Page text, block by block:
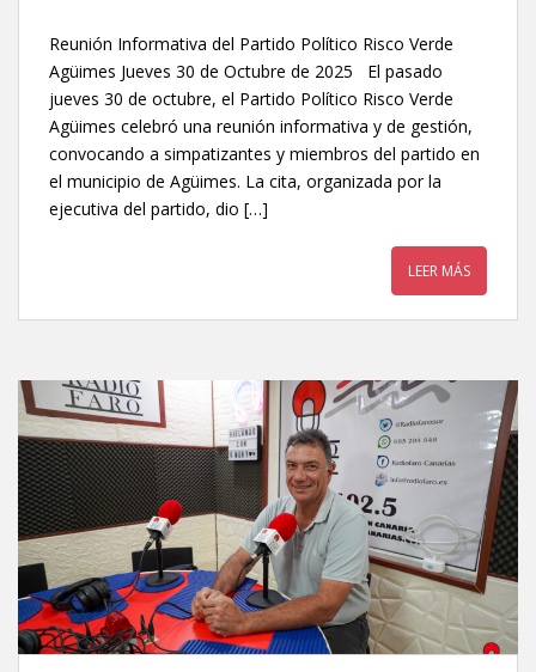
Reunión Informativa del Partido Político Risco Verde
Agüimes Jueves 30 de Octubre de 2025 El pasado
jueves 30 de octubre, el Partido Político Risco Verde
Agüimes celebró una reunión informativa y de gestión,
convocando a simpatizantes y miembros del partido en
el municipio de Agüimes. La cita, organizada por la
ejecutiva del partido, dio […]
LEER MÁS